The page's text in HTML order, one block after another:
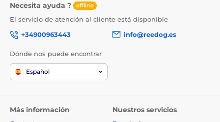
Necesita ayuda ? offline
El servicio de atención al cliente está disponible
+34900963443
info@reedog.es
Dónde nos puede encontrar
Español
Más información Nuestros servicios